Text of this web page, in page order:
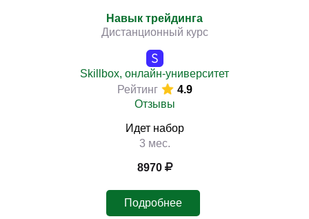
Навык трейдинга
Дистанционный курс
Skillbox, онлайн-университет
Рейтинг
4.9
Отзывы
Идет набор
3 мес.
8970
Подробнее